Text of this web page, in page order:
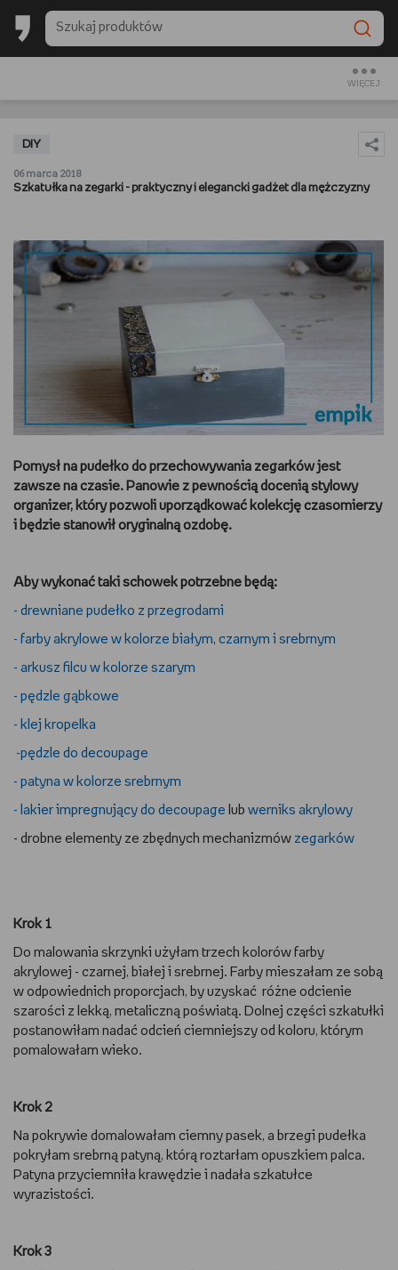
WIĘCEJ
BACK TO SCHOOL
SŁUCHAM
BACK TO SCHOOL
PREZENTOWNIKI
GOTUJĘ
DBAM O URODĘ
TRENUJĘ
URZĄDZAM I DEKORUJĘ
PASJE DZIECKA
GRAM
RYSUJĘ
PORADNIKI
WYWIADY
WSZYSTKO O LEGO
POD PATRONATEM EMPIKU
DIY
06 marca 2018
Szkatułka na zegarki - praktyczny i elegancki gadżet dla mężczyzny
Pomysł na pudełko do przechowywania zegarków jest
zawsze na czasie. Panowie z pewnością docenią stylowy
organizer, który pozwoli uporządkować kolekcję czasomierzy
i będzie stanowił oryginalną ozdobę.
Aby wykonać taki schowek potrzebne będą:
- drewniane pudełko z przegrodami
- farby akrylowe w kolorze białym, czarnym i srebrnym
- arkusz filcu w kolorze szarym
- pędzle gąbkowe
- klej kropelka
-pędzle do decoupage
- patyna w kolorze srebrnym
- lakier impregnujący do decoupage lub werniks akrylowy
- drobne elementy ze zbędnych mechanizmów zegarków
Krok 1
Do malowania skrzynki użyłam trzech kolorów farby
akrylowej - czarnej, białej i srebrnej. Farby mieszałam ze sobą
w odpowiednich proporcjach, by uzyskać różne odcienie
szarości z lekką, metaliczną poświatą. Dolnej części szkatułki
postanowiłam nadać odcień ciemniejszy od koloru, którym
pomalowałam wieko.
Krok 2
Na pokrywie domalowałam ciemny pasek, a brzegi pudełka
pokryłam srebrną patyną, którą roztarłam opuszkiem palca.
Patyna przyciemniła krawędzie i nadała szkatułce
wyrazistości.
Krok 3